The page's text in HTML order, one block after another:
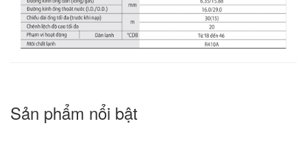
Sản phẩm nổi bật